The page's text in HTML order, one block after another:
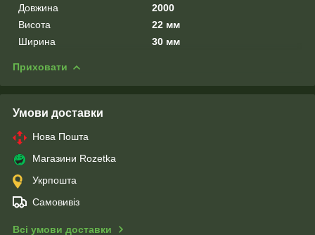
Довжина
2000
Висота
22 мм
Ширина
30 мм
Приховати
Умови доставки
Нова Пошта
Магазини Rozetka
Укрпошта
Самовивіз
Всі умови доставки